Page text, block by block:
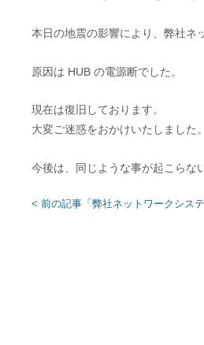
本日の地震の影響により、弊社ネ
原因は HUB の電源断でした。
現在は復旧しております。
大変ご迷惑をおかけいたしました。
今後は、同じような事が起こらな
< 前の記事「弊社ネットワークシス